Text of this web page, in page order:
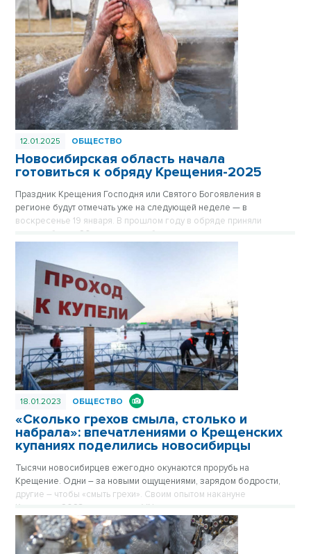
12.01.2025 ОБЩЕСТВО
Новосибирская область начала
готовиться к обряду Крещения-2025
Праздник Крещения Господня или Святого Богоявления в
регионе будут отмечать уже на следующей неделе — в
воскресенье 19 января. В прошлом году в обряде приняли
участие более 20 тысяч новосибирцев.
18.01.2023 ОБЩЕСТВО
«Сколько грехов смыла, столько и
набрала»: впечатлениями о Крещенских
купаниях поделились новосибирцы
Тысячи новосибирцев ежегодно окунаются прорубь на
Крещение. Одни – за новыми ощущениями, зарядом бодрости,
другие – чтобы «смыть грехи». Своим опытом накануне
Крещения-2023 с читателями VN.ru поделились жители
Новосибирской области.